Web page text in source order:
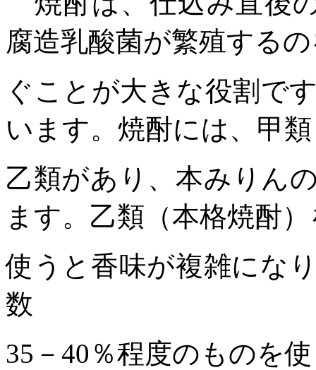
腐造乳酸菌が繁殖する
ぐことが大きな役割で
います。焼酎には、甲
乙類があり、本みりん
ます。乙類（本格焼酎
使うと香味が複雑にな
数
35 － 40 ％程度のものを使